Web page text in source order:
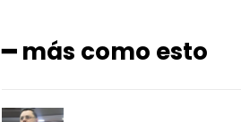
━ más como esto